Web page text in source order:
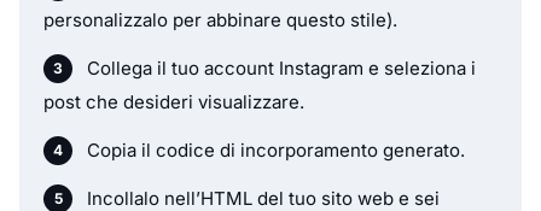
personalizzalo per abbinare questo stile).
Collega il tuo account Instagram e seleziona i
post che desideri visualizzare.
Copia il codice di incorporamento generato.
Incollalo nell’HTML del tuo sito web e sei